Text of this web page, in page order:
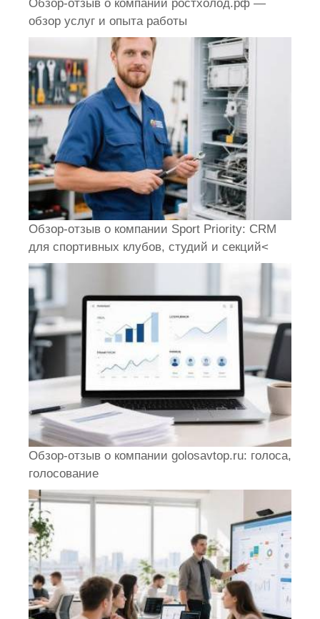
Обзор-отзыв о компании ростхолод.рф —
обзор услуг и опыта работы
Обзор-отзыв о компании Sport Priority: CRM
для спортивных клубов, студий и секций<
Обзор-отзыв о компании golosavtop.ru: голоса,
голосование